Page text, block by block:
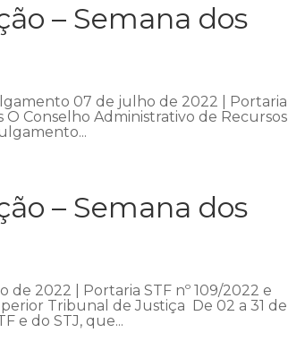
– Semana dos
07 de julho de 2022 | Portaria
O Conselho Administrativo de Recursos
– Semana dos
de 2022 | Portaria STF nº 109/2022 e
Tribunal de Justiça De 02 a 31 de
e do STJ, que...